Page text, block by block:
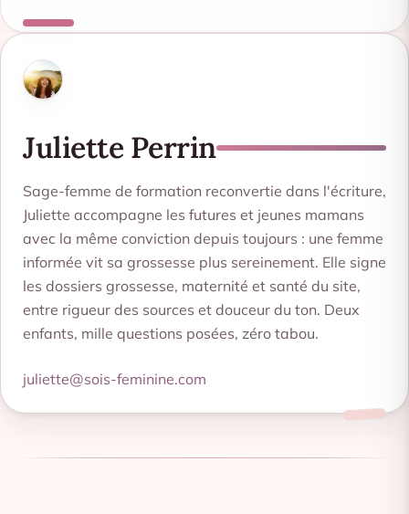
Juliette Perrin
Sage-femme de formation reconvertie dans l'écriture,
Juliette accompagne les futures et jeunes mamans
avec la même conviction depuis toujours : une femme
informée vit sa grossesse plus sereinement. Elle signe
les dossiers grossesse, maternité et santé du site,
entre rigueur des sources et douceur du ton. Deux
enfants, mille questions posées, zéro tabou.
juliette@sois-feminine.com